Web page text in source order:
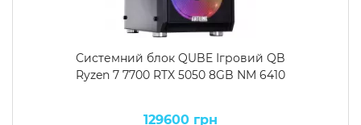
Системний блок QUBE Ігровий QB
Ryzen 7 7700 RTX 5050 8GB NM 6410
129600 грн